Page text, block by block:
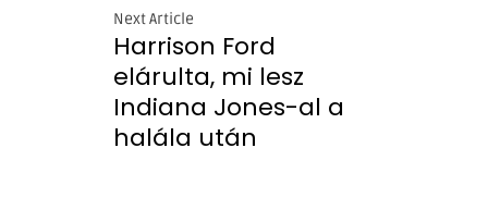
Next Article
Harrison Ford
elárulta, mi lesz
Indiana Jones-al a
halála után